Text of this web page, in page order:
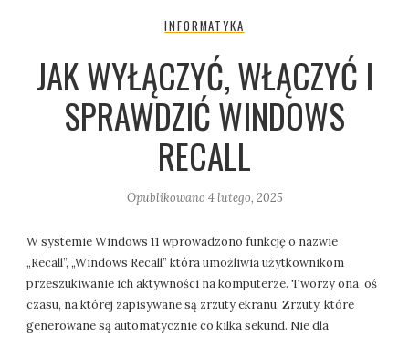
INFORMATYKA
JAK WYŁĄCZYĆ, WŁĄCZYĆ I
SPRAWDZIĆ WINDOWS
RECALL
Opublikowano 4 lutego, 2025
W systemie Windows 11 wprowadzono funkcję o nazwie
„Recall”, „Windows Recall” która umożliwia użytkownikom
przeszukiwanie ich aktywności na komputerze. Tworzy ona oś
czasu, na której zapisywane są zrzuty ekranu. Zrzuty, które
generowane są automatycznie co kilka sekund. Nie dla